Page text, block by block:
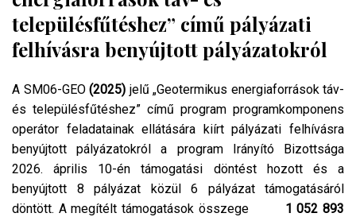
településfűtéshez” című pályázati
felhívásra benyújtott pályázatokról
A SM06-GEO (2025) jelű „Geotermikus energiaforrások táv-
és településfűtéshez” című program programkomponens
operátor feladatainak ellátására kiírt pályázati felhívásra
benyújtott pályázatokról a program Irányító Bizottsága
2026. április 10-én támogatási döntést hozott és a
benyújtott 8 pályázat közül 6 pályázat támogatásáról
döntött. A megítélt támogatások összege 1 052 893